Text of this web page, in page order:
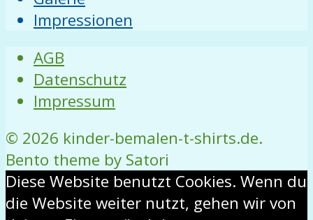
Impressionen
AGB
Datenschutz
Impressum
© 2026 kinder-bemalen-t-shirts.de.
Bento theme by Satori
Diese Website benutzt Cookies. Wenn du
die Website weiter nutzt, gehen wir von